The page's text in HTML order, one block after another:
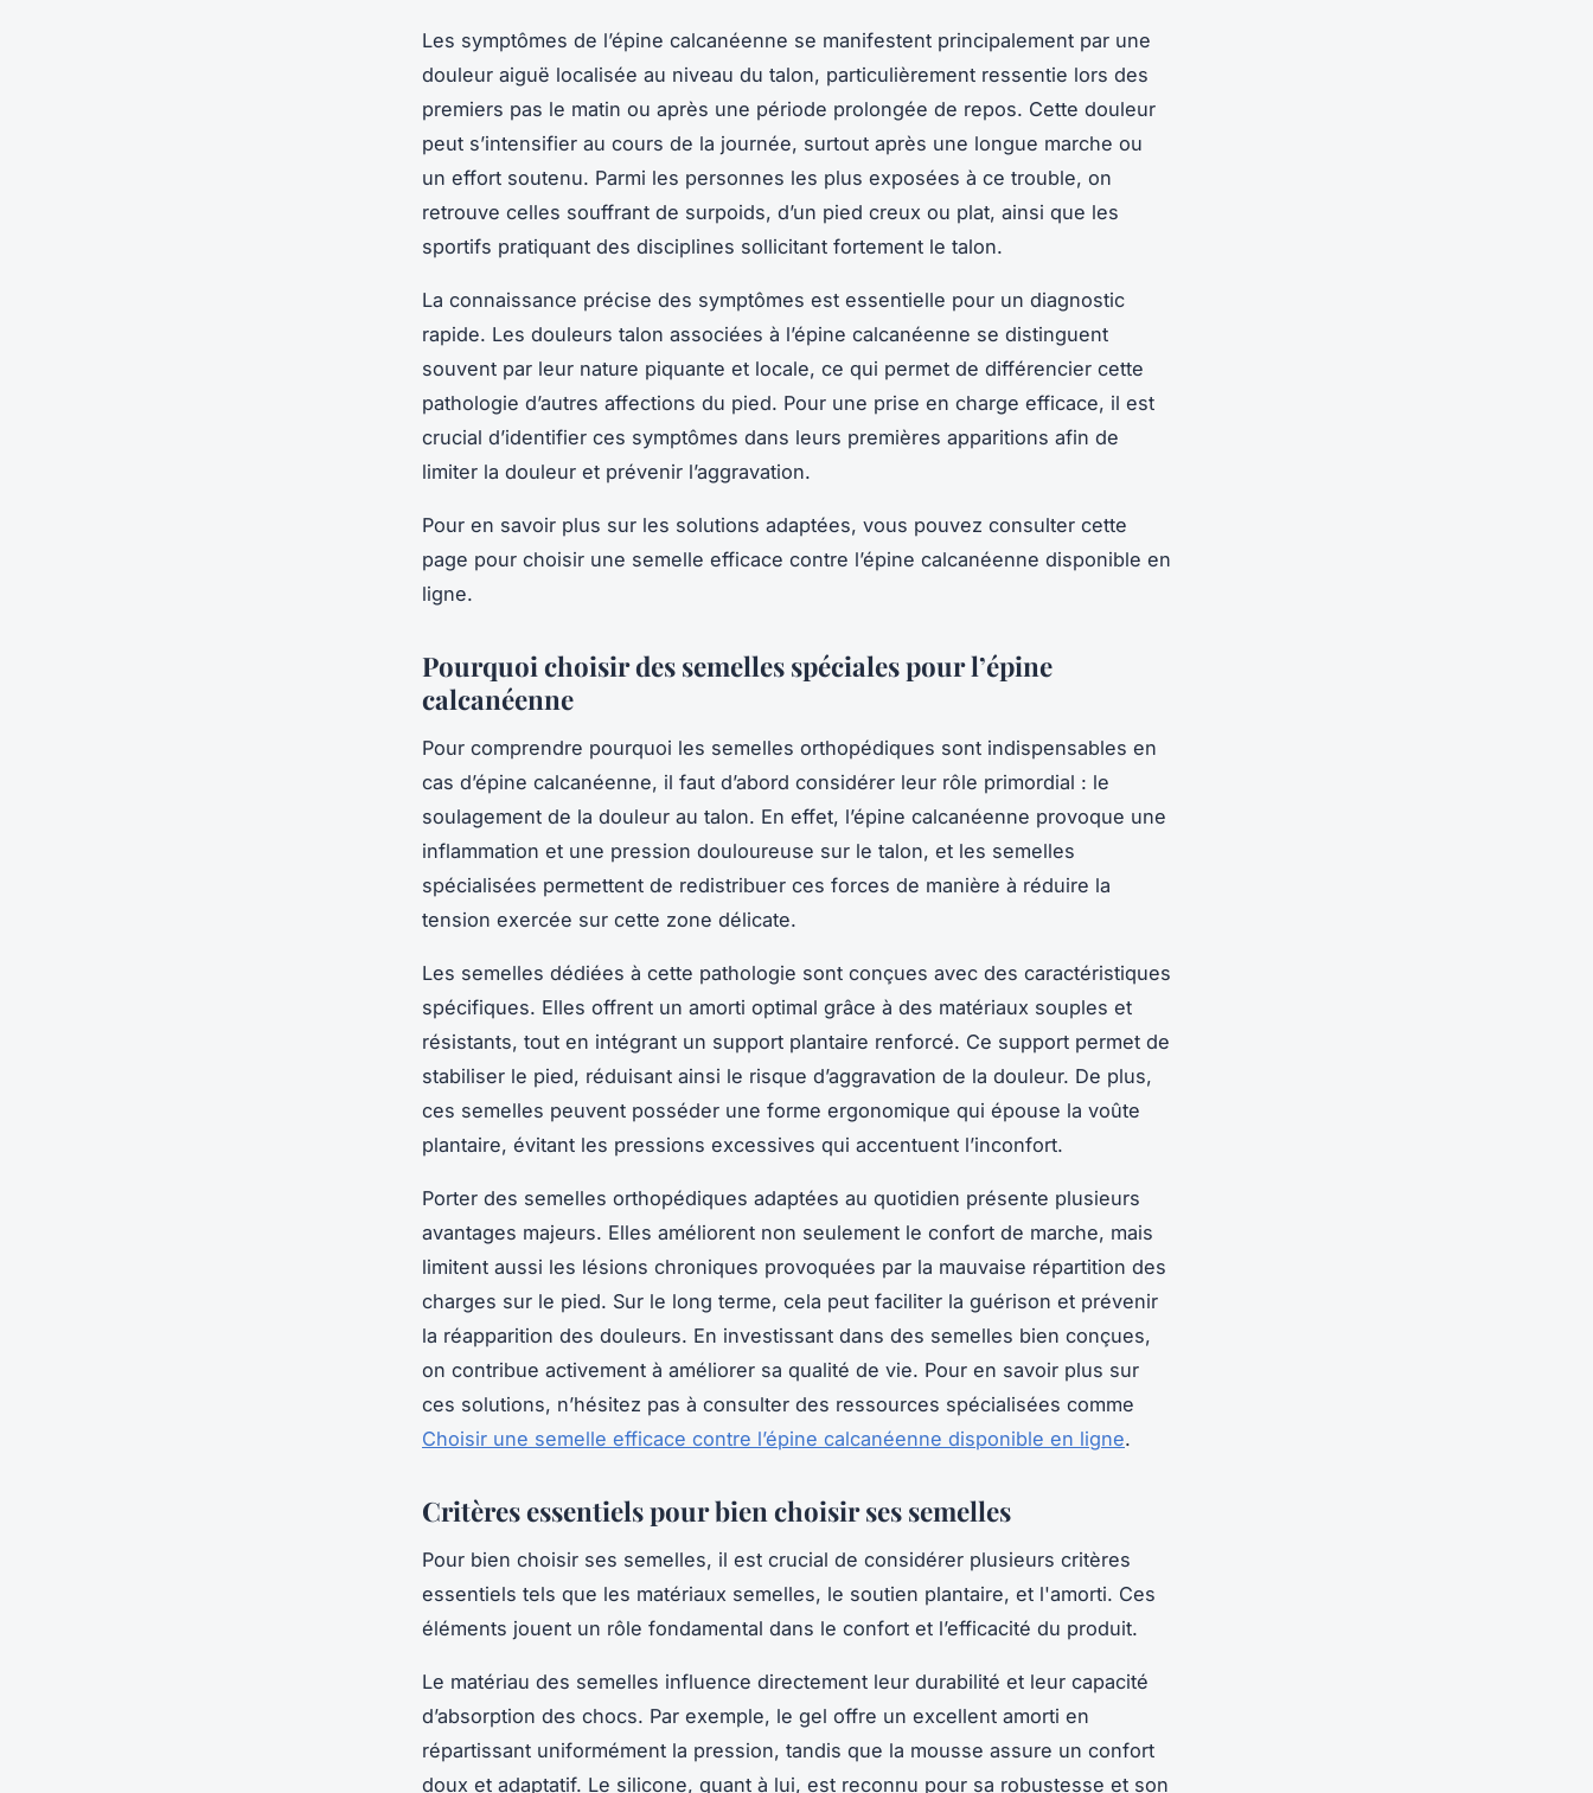
Les symptômes de l’épine calcanéenne se manifestent principalement par une
douleur aiguë localisée au niveau du talon, particulièrement ressentie lors des
premiers pas le matin ou après une période prolongée de repos. Cette douleur
peut s’intensifier au cours de la journée, surtout après une longue marche ou
un effort soutenu. Parmi les personnes les plus exposées à ce trouble, on
retrouve celles souffrant de surpoids, d’un pied creux ou plat, ainsi que les
sportifs pratiquant des disciplines sollicitant fortement le talon.
La connaissance précise des symptômes est essentielle pour un diagnostic
rapide. Les douleurs talon associées à l’épine calcanéenne se distinguent
souvent par leur nature piquante et locale, ce qui permet de différencier cette
pathologie d’autres affections du pied. Pour une prise en charge efficace, il est
crucial d’identifier ces symptômes dans leurs premières apparitions afin de
limiter la douleur et prévenir l’aggravation.
Pour en savoir plus sur les solutions adaptées, vous pouvez consulter cette
page pour choisir une semelle efficace contre l’épine calcanéenne disponible en
ligne.
Pourquoi choisir des semelles spéciales pour l’épine
calcanéenne
Pour comprendre pourquoi les semelles orthopédiques sont indispensables en
cas d’épine calcanéenne, il faut d’abord considérer leur rôle primordial : le
soulagement de la douleur au talon. En effet, l’épine calcanéenne provoque une
inflammation et une pression douloureuse sur le talon, et les semelles
spécialisées permettent de redistribuer ces forces de manière à réduire la
tension exercée sur cette zone délicate.
Les semelles dédiées à cette pathologie sont conçues avec des caractéristiques
spécifiques. Elles offrent un amorti optimal grâce à des matériaux souples et
résistants, tout en intégrant un support plantaire renforcé. Ce support permet de
stabiliser le pied, réduisant ainsi le risque d’aggravation de la douleur. De plus,
ces semelles peuvent posséder une forme ergonomique qui épouse la voûte
plantaire, évitant les pressions excessives qui accentuent l’inconfort.
Porter des semelles orthopédiques adaptées au quotidien présente plusieurs
avantages majeurs. Elles améliorent non seulement le confort de marche, mais
limitent aussi les lésions chroniques provoquées par la mauvaise répartition des
charges sur le pied. Sur le long terme, cela peut faciliter la guérison et prévenir
la réapparition des douleurs. En investissant dans des semelles bien conçues,
on contribue activement à améliorer sa qualité de vie. Pour en savoir plus sur
ces solutions, n’hésitez pas à consulter des ressources spécialisées comme
Choisir une semelle efficace contre l’épine calcanéenne disponible en ligne.
Critères essentiels pour bien choisir ses semelles
Pour bien choisir ses semelles, il est crucial de considérer plusieurs critères
essentiels tels que les matériaux semelles, le soutien plantaire, et l'amorti. Ces
éléments jouent un rôle fondamental dans le confort et l’efficacité du produit.
Le matériau des semelles influence directement leur durabilité et leur capacité
d’absorption des chocs. Par exemple, le gel offre un excellent amorti en
répartissant uniformément la pression, tandis que la mousse assure un confort
doux et adaptatif. Le silicone, quant à lui, est reconnu pour sa robustesse et son